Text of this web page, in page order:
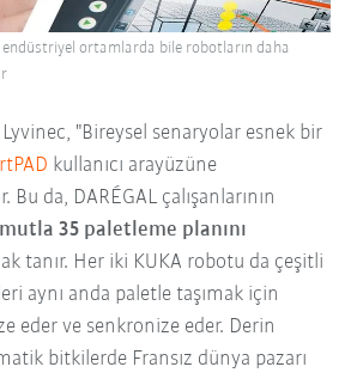
"Bireysel senaryolar esnek bir
kullanıcı arayüzüne
Bu da, DARÉGAL çalışanlarının
35 paletleme planını
tanır. Her iki KUKA robotu da çeşitli
aynı anda paletle taşımak için
eder ve senkronize eder. Derin
bitkilerde Fransız dünya pazarı
ortamlarda bile robotların daha